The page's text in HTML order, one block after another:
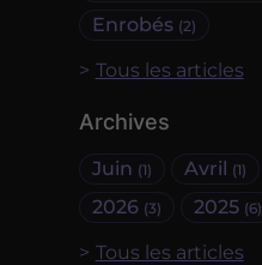
Enrobés (2)
Tous les articles
Archives
Juin (1) Avril (1)
2026 (3) 2025 (6)
Tous les articles